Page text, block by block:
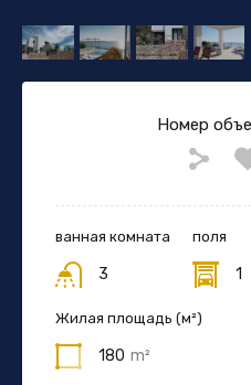
Номер
ванная комната
3
поля
1
Жилая площадь (м²)
180 m²